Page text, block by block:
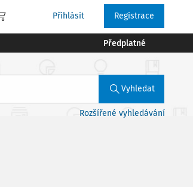
Přihlásit Registrace
Předplatné
Vyhledat
Rozšířené vyhledávání